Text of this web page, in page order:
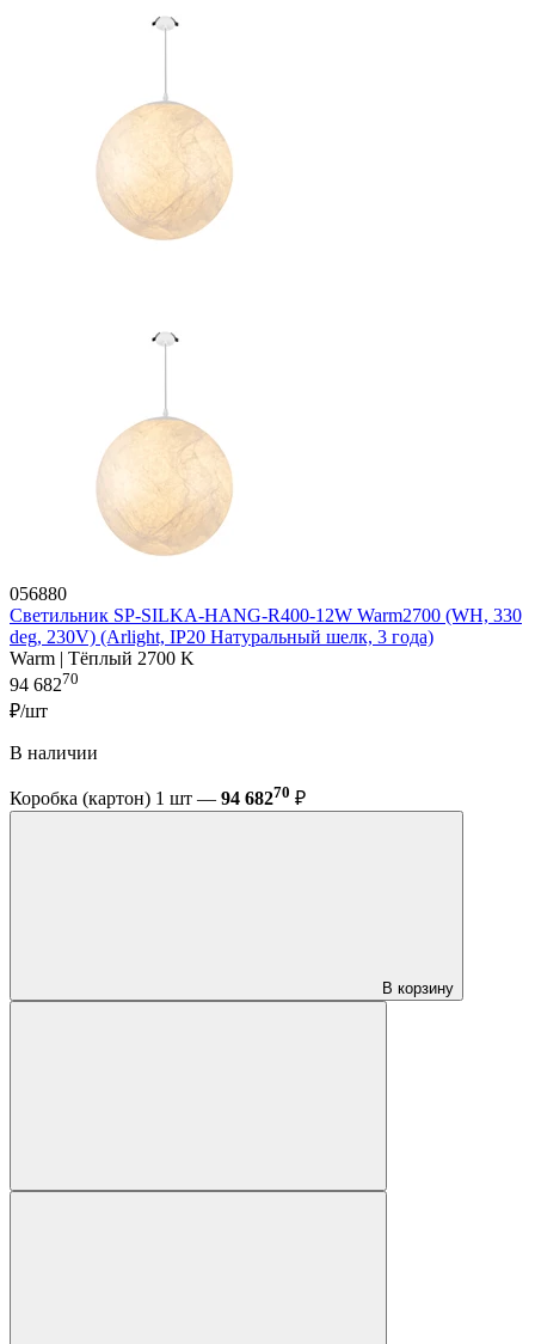
056880
Светильник SP-SILKA-HANG-R400-12W Warm2700 (WH, 330
deg, 230V) (Arlight, IP20 Натуральный шелк, 3 года)
Warm | Тёплый 2700 K
94 68270
₽/шт
В наличии
Коробка (картон) 1 шт — 94 68270 ₽
В корзину